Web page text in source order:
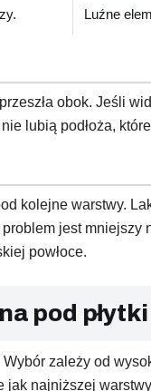
Luźne
obok. Jeśli
lubią podłoża,
kolejne warstwy.
jest
powłoce.
pod płytki
zależy od
najniższej